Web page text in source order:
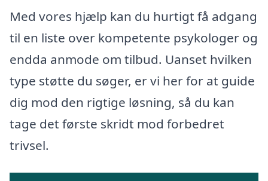
Med vores hjælp kan du hurtigt få adgang
til en liste over kompetente psykologer og
endda anmode om tilbud. Uanset hvilken
type støtte du søger, er vi her for at guide
dig mod den rigtige løsning, så du kan
tage det første skridt mod forbedret
trivsel.